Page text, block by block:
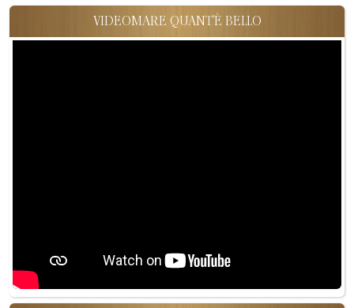
VIDEOMARE QUANT'È BELLO